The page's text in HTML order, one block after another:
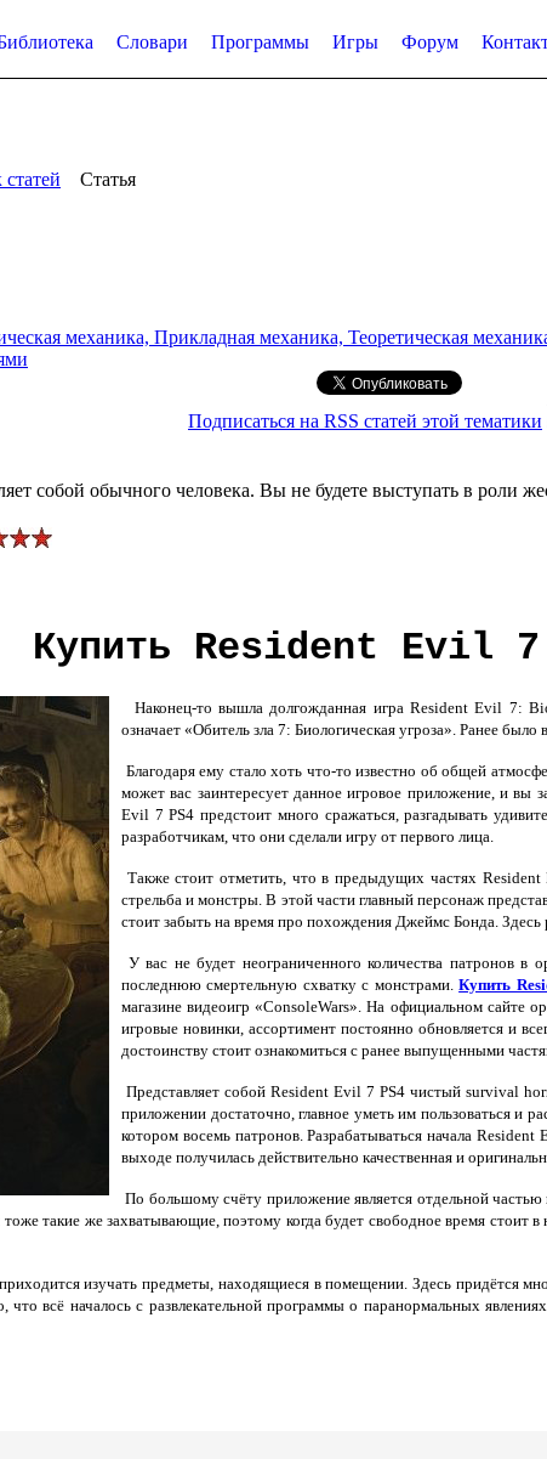
Словари Программы Игры Форум
Статья
механика, Прикладная механика, Теоретическая
Подписаться на RSS статей этой тематики
собой обычного человека. Вы не будете выступать в
Купить Resident Evil 7
Наконец-то вышла долгожданная игра Resident Evil 7:
означает «Обитель зла 7: Биологическая угроза». Ранее
Благодаря ему стало хоть что-то известно об общей
может вас заинтересует данное игровое приложение, и вы
Evil 7 PS4 предстоит много сражаться, разгадывать
разработчикам, что они сделали игру от первого лица.
Также стоит отметить, что в предыдущих частях
стрельба и монстры. В этой части главный персонаж
стоит забыть на время про похождения Джеймс Бонда.
У вас не будет неограниченного количества патронов в
последнюю смертельную схватку с монстрами.Купить
магазине видеоигр «ConsoleWars». На официальном сайте
игровые новинки, ассортимент постоянно обновляется и
достоинству стоит ознакомиться с ранее выпущенными
Представляет собой Resident Evil 7 PS4 чистый survival
приложении достаточно, главное уметь им пользоваться и
котором восемь патронов. Разрабатываться начала
выходе получилась действительно качественная и
По большому счёту приложение является отдельной
такие же захватывающие, поэтому когда будет свободное время стоит
изучать предметы, находящиеся в помещении. Здесь придётся
что всё началось с развлекательной программы о паранормальных